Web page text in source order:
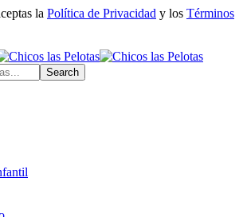
la Política de Privacidad y los Términos